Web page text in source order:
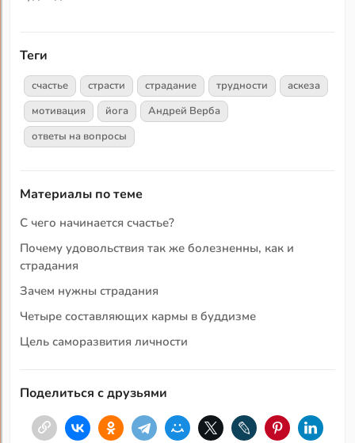
Теги
счастье страсти страдание трудности
аскеза
мотивация
йога
Андрей Верба
ответы на вопросы
Материалы по теме
С чего начинается счастье?
Почему удовольствия так же болезненны, как и
страдания
Зачем нужны страдания
Четыре составляющих кармы в буддизме
Цель саморазвития личности
Поделиться с друзьями